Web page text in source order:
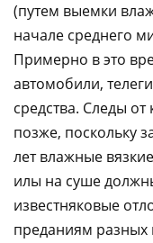
(путем выемки
начале среднего
Примерно в это
автомобили,
средства. Следы
позже, поскольку
лет влажные
илы на суше
известняковые
преданиям разных